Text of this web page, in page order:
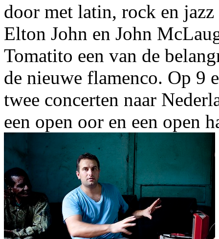
door met latin, rock en
Elton John en John
Tomatito een van de
de nieuwe flamenco. Op 9
twee concerten naar
een open oor en een open